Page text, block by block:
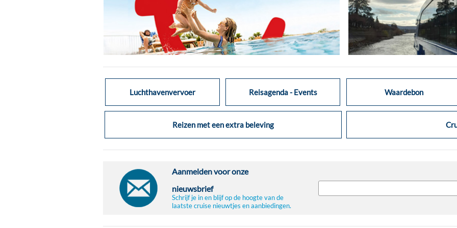
Luchthavenvervoer Reisagenda - Events Waardebon
Reizen met een extra beleving
Aanmelden voor onze
nieuwsbrief
Schrijf je in en blijf op de hoogte van de
laatste cruise nieuwtjes en aanbiedingen.